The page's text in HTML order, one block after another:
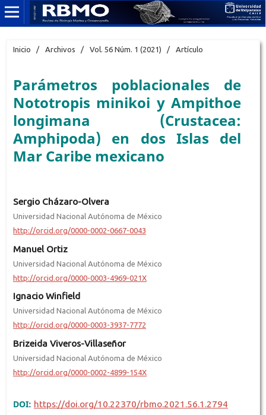
Inicio / Archivos / Vol. 56 Núm. 1 (2021) / Artículo
Parámetros poblacionales de
Nototropis minikoi y Ampithoe
longimana (Crustacea:
Amphipoda) en dos Islas del
Mar Caribe mexicano
Sergio Cházaro-Olvera
Universidad Nacional Autónoma de México
http://orcid.org/0000-0002-0667-0043
Manuel Ortiz
Universidad Nacional Autónoma de México
http://orcid.org/0000-0003-4969-021X
Ignacio Winfield
Universidad Nacional Autónoma de México
http://orcid.org/0000-0003-3937-7772
Brizeida Viveros-Villaseñor
Universidad Nacional Autónoma de México
http://orcid.org/0000-0002-4899-154X
DOI: https://doi.org/10.22370/rbmo.2021.56.1.2794